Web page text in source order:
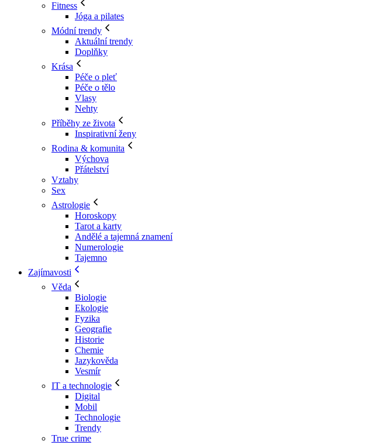
Fitness
Jóga a pilates
Módní trendy
Aktuální trendy
Doplňky
Krása
Péče o pleť
Péče o tělo
Vlasy
Nehty
Příběhy ze života
Inspirativní ženy
Rodina & komunita
Výchova
Přátelství
Vztahy
Sex
Astrologie
Horoskopy
Tarot a karty
Andělé a tajemná znamení
Numerologie
Tajemno
Zajímavosti
Věda
Biologie
Ekologie
Fyzika
Geografie
Historie
Chemie
Jazykověda
Vesmír
IT a technologie
Digital
Mobil
Technologie
Trendy
True crime